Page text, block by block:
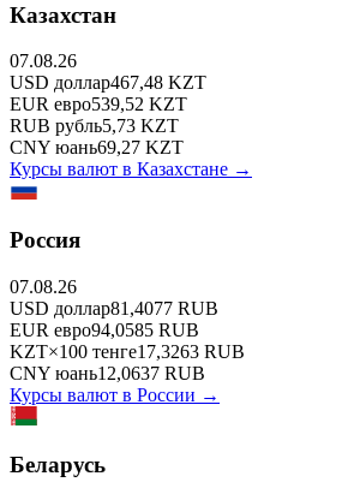
Казахстан
07.08.26
USD доллар467,48 KZT
EUR евро539,52 KZT
RUB рубль5,73 KZT
CNY юань69,27 KZT
Курсы валют в Казахстане →
Россия
07.08.26
USD доллар81,4077 RUB
EUR евро94,0585 RUB
KZT×100 тенге17,3263 RUB
CNY юань12,0637 RUB
Курсы валют в России →
Беларусь